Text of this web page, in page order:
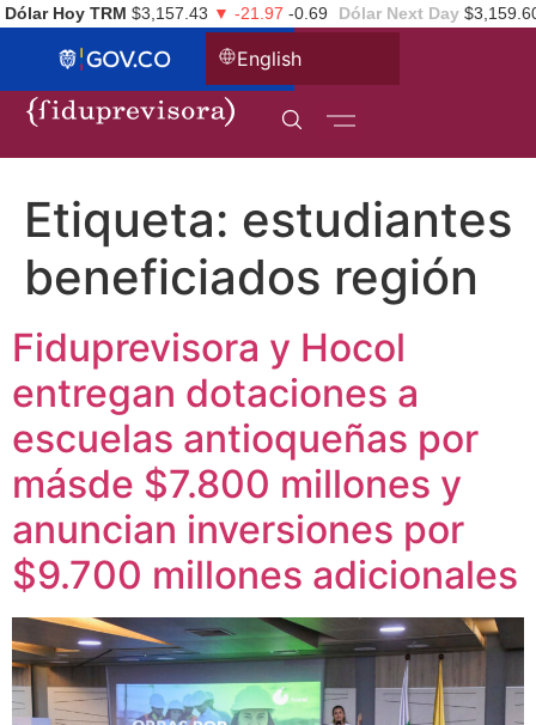
Dólar Hoy TRM $3,157.43 ▼ -21.97 -0.69 Dólar Next Day
English
Etiqueta: estudiantes
beneficiados región
Fiduprevisora y Hocol
entregan dotaciones a
escuelas antioqueñas por
másde $7.800 millones y
anuncian inversiones por
$9.700 millones adicionales